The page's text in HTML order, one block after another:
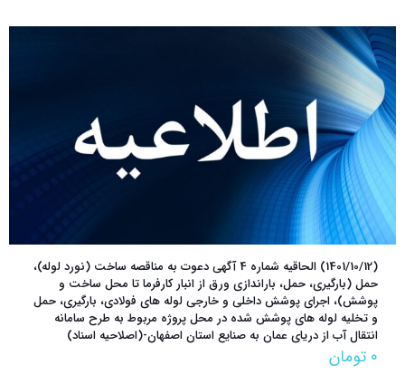
(1401/10/12) الحاقیه شماره 4 آگهی دعوت به مناقصه ساخت (نورد لوله)،
حمل (بارگیری، حمل، باراندازی ورق از انبار کارفرما تا محل ساخت و
پوشش)، اجرای پوشش داخلی و خارجی لوله های فولادی، بارگیری، حمل
و تخلیه لوله های پوشش شده در محل پروژه مربوط به طرح سامانه
انتقال آب از دریای عمان به صنایع استان اصفهان-(اصلاحیه اسناد)
۰ تومان